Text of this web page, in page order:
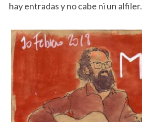
hay entradas y no cabe ni un alfiler.